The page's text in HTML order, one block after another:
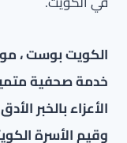
الكويت بوست ،
خدمة صحفية
الأعزاء بالخبر
وقيم الأسرة